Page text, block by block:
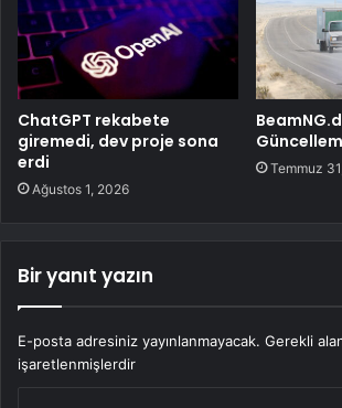
ChatGPT rekabete
giremedi, dev proje sona
erdi
Ağustos 1, 2026
Temmuz
Bir yanıt yazın
E-posta adresiniz yayınlanmayacak. Gerekli
işaretlenmişlerdir